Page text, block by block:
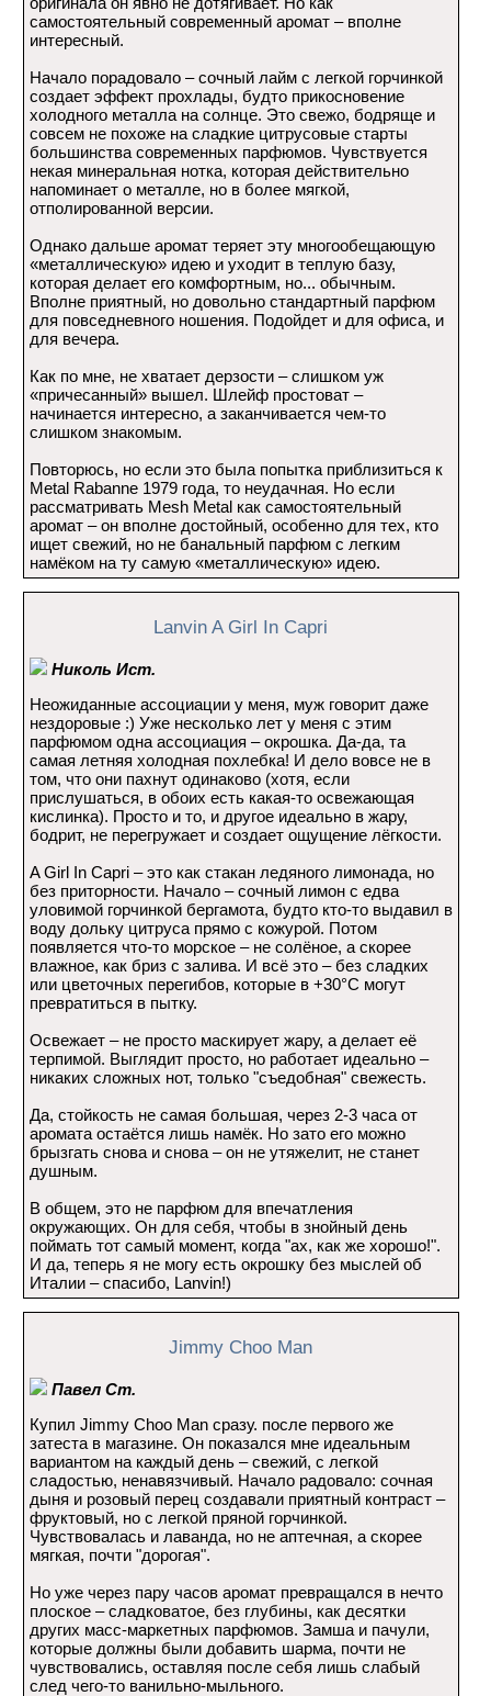
самостоятельный современный аромат – вполне
интересный.
Начало порадовало – сочный лайм с легкой горчинкой
создает эффект прохлады, будто прикосновение
холодного металла на солнце. Это свежо, бодряще и
совсем не похоже на сладкие цитрусовые старты
большинства современных парфюмов. Чувствуется
некая минеральная нотка, которая действительно
напоминает о металле, но в более мягкой,
отполированной версии.
Однако дальше аромат теряет эту многообещающую
«металлическую» идею и уходит в теплую базу,
которая делает его комфортным, но... обычным.
Вполне приятный, но довольно стандартный парфюм
для повседневного ношения. Подойдет и для офиса, и
для вечера.
Как по мне, не хватает дерзости – слишком уж
«причесанный» вышел. Шлейф простоват –
начинается интересно, а заканчивается чем-то
слишком знакомым.
Повторюсь, но если это была попытка приблизиться к
Metal Rabanne 1979 года, то неудачная. Но если
рассматривать Mesh Metal как самостоятельный
аромат – он вполне достойный, особенно для тех, кто
ищет свежий, но не банальный парфюм с легким
намёком на ту самую «металлическую» идею.
Lanvin A Girl In Capri
Николь Ист.
Неожиданные ассоциации у меня, муж говорит даже
нездоровые :) Уже несколько лет у меня с этим
парфюмом одна ассоциация – окрошка. Да-да, та
самая летняя холодная похлебка! И дело вовсе не в
том, что они пахнут одинаково (хотя, если
прислушаться, в обоих есть какая-то освежающая
кислинка). Просто и то, и другое идеально в жару,
бодрит, не перегружает и создает ощущение лёгкости.
A Girl In Capri – это как стакан ледяного лимонада, но
без приторности. Начало – сочный лимон с едва
уловимой горчинкой бергамота, будто кто-то выдавил в
воду дольку цитруса прямо с кожурой. Потом
появляется что-то морское – не солёное, а скорее
влажное, как бриз с залива. И всё это – без сладких
или цветочных перегибов, которые в +30°C могут
превратиться в пытку.
Освежает – не просто маскирует жару, а делает её
терпимой. Выглядит просто, но работает идеально –
никаких сложных нот, только "съедобная" свежесть.
Да, стойкость не самая большая, через 2-3 часа от
аромата остаётся лишь намёк. Но зато его можно
брызгать снова и снова – он не утяжелит, не станет
душным.
В общем, это не парфюм для впечатления
окружающих. Он для себя, чтобы в знойный день
поймать тот самый момент, когда "ах, как же хорошо!".
И да, теперь я не могу есть окрошку без мыслей об
Италии – спасибо, Lanvin!)
Jimmy Choo Man
Павел Ст.
Купил Jimmy Choo Man сразу. после первого же
затеста в магазине. Он показался мне идеальным
вариантом на каждый день – свежий, с легкой
сладостью, ненавязчивый. Начало радовало: сочная
дыня и розовый перец создавали приятный контраст –
фруктовый, но с легкой пряной горчинкой.
Чувствовалась и лаванда, но не аптечная, а скорее
мягкая, почти "дорогая".
Но уже через пару часов аромат превращался в нечто
плоское – сладковатое, без глубины, как десятки
других масс-маркетных парфюмов. Замша и пачули,
которые должны были добавить шарма, почти не
чувствовались, оставляя после себя лишь слабый
след чего-то ванильно-мыльного.